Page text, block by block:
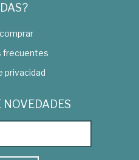
frecuentes
privacidad